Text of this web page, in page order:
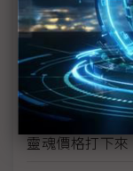
如何看待
DeepSeek創辦
DeepSeek風
靈魂價格打下來